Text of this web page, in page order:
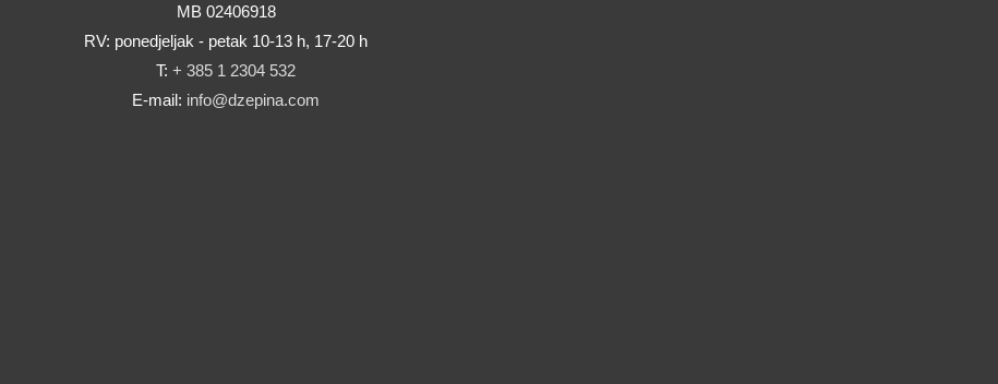
MB 02406918
RV: ponedjeljak - petak 10-13 h, 17-20 h
T: + 385 1 2304 532
E-mail: info@dzepina.com